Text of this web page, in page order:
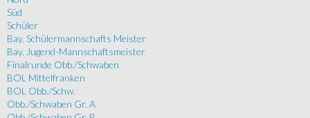
Süd
Schüler
Bay. Schülermannschafts Meister
Bay. Jugend-Mannschaftsmeister
Finalrunde Obb./Schwaben
BOL Mittelfranken
BOL Obb./Schw.
Obb./Schwaben Gr. A